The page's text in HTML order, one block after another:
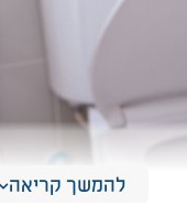
להמשך קריאה